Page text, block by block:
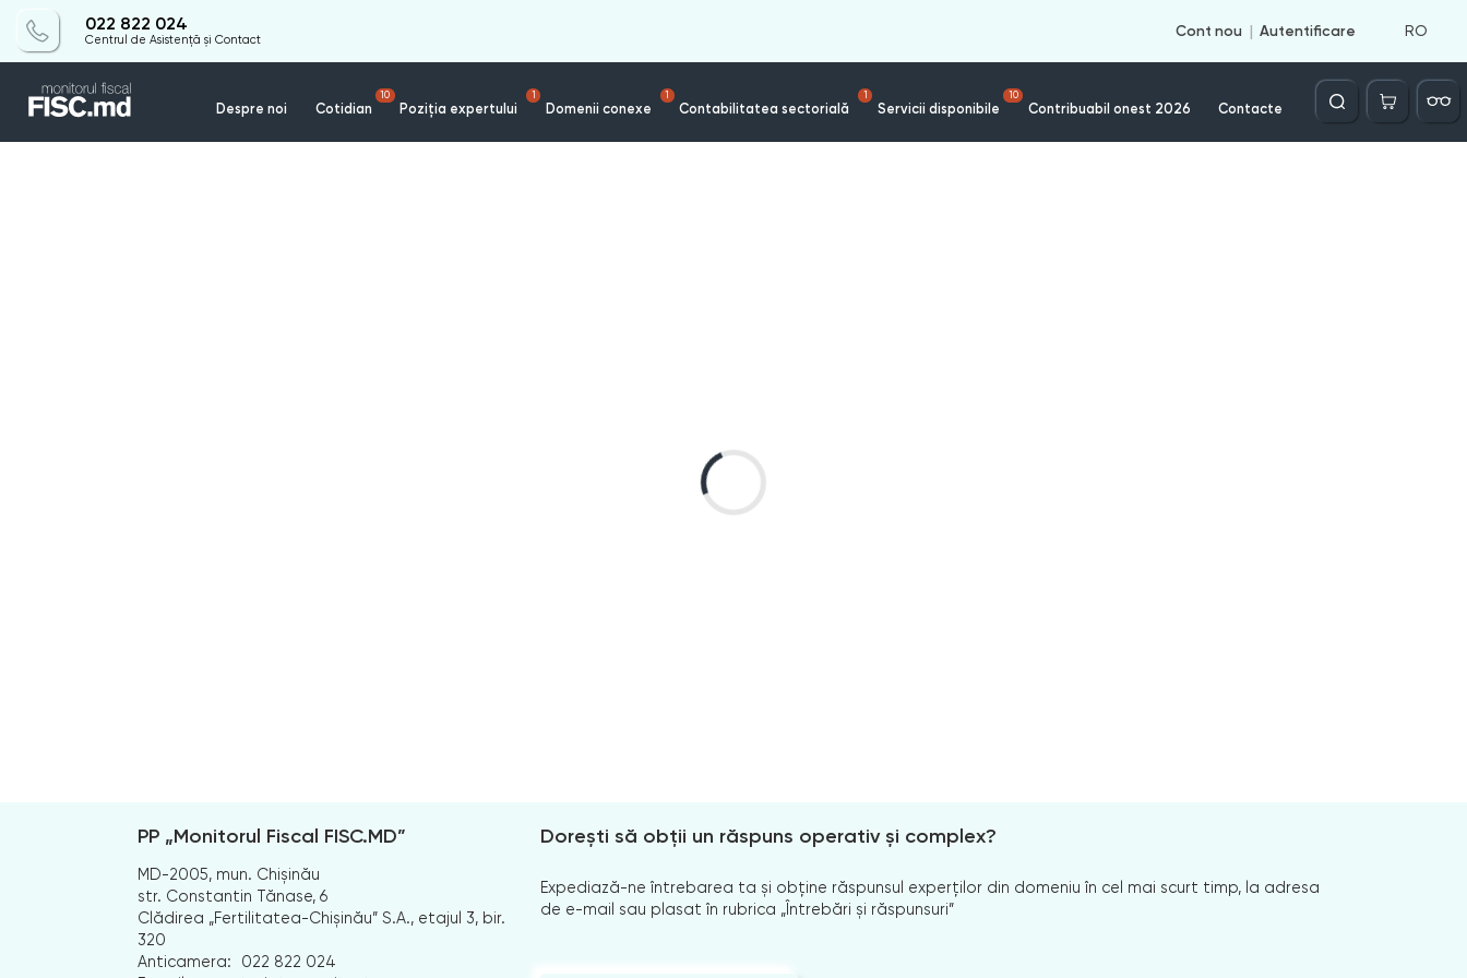
022 822 024
Centrul de Asistență și Contact
Cont nou Autentificare RO
Despre noi Cotidian
10
Poziția expertului
1
Domenii conexe
1
Contabilitatea sectorială
1
Servicii disponibile
10
Contribuabil onest 2026 Contacte
Căutare
PP „Monitorul Fiscal FISC.MD”
MD-2005, mun. Chișinău
str. Constantin Tănase, 6
Clădirea „Fertilitatea-Chișinău” S.A., etajul 3, bir.
320
Anticamera:
022 822 024
Dorești să obții un răspuns operativ și complex?
Expediază-ne întrebarea ta și obține răspunsul experților din domeniu în cel mai scurt timp, la adresa
de e-mail sau plasat în rubrica „Întrebări și răspunsuri”